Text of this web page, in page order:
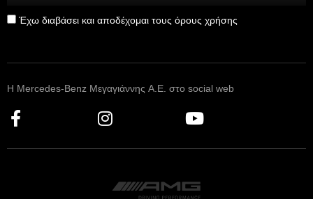
Έχω διαβάσει και αποδέχομαι τους όρους χρήσης
Η Mercedes-Benz Μεγαγιάννης A.E. στο social web
F
c
I
s
a
Y
u
u